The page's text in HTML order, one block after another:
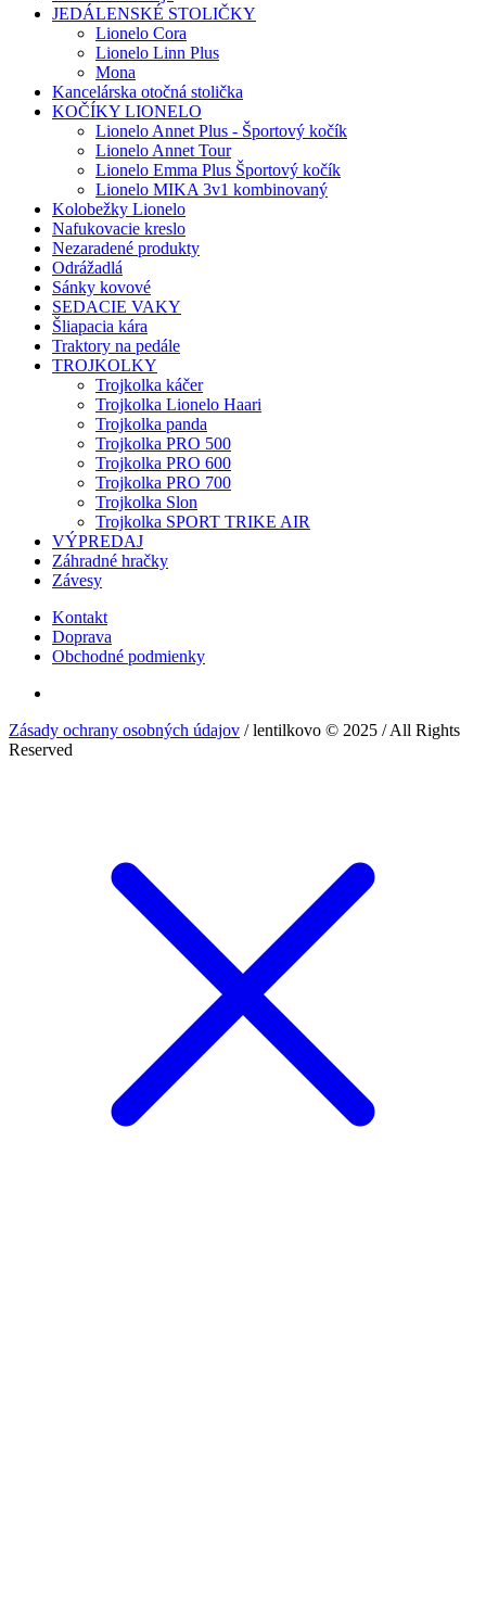
JEDÁLENSKÉ STOLIČKY
Lionelo Cora
Lionelo Linn Plus
Mona
Kancelárska otočná stolička
KOČÍKY LIONELO
Lionelo Annet Plus - Športový kočík
Lionelo Annet Tour
Lionelo Emma Plus Športový kočík
Lionelo MIKA 3v1 kombinovaný
Kolobežky Lionelo
Nafukovacie kreslo
Nezaradené produkty
Odrážadlá
Sánky kovové
SEDACIE VAKY
Šliapacia kára
Traktory na pedále
TROJKOLKY
Trojkolka káčer
Trojkolka Lionelo Haari
Trojkolka panda
Trojkolka PRO 500
Trojkolka PRO 600
Trojkolka PRO 700
Trojkolka Slon
Trojkolka SPORT TRIKE AIR
VÝPREDAJ
Záhradné hračky
Závesy
Kontakt
Doprava
Obchodné podmienky
Zásady ochrany osobných údajov / lentilkovo © 2025 / All Rights
Reserved